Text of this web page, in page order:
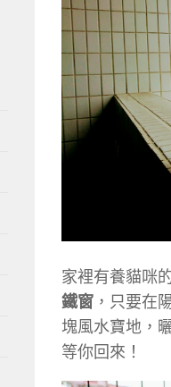
家裡有養貓咪
鐵窗 ，只要在
塊風水寶地，
等你回來！